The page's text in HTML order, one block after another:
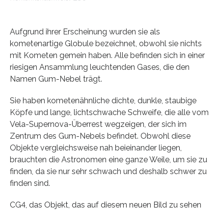
Aufgrund ihrer Erscheinung wurden sie als
kometenartige Globule bezeichnet, obwohl sie nichts
mit Kometen gemein haben. Alle befinden sich in einer
riesigen Ansammlung leuchtenden Gases, die den
Namen Gum-Nebel trägt.
Sie haben kometenähnliche dichte, dunkle, staubige
Köpfe und lange, lichtschwache Schweife, die alle vom
Vela-Supernova-Überrest wegzeigen, der sich im
Zentrum des Gum-Nebels befindet. Obwohl diese
Objekte vergleichsweise nah beieinander liegen,
brauchten die Astronomen eine ganze Weile, um sie zu
finden, da sie nur sehr schwach und deshalb schwer zu
finden sind.
CG4, das Objekt, das auf diesem neuen Bild zu sehen